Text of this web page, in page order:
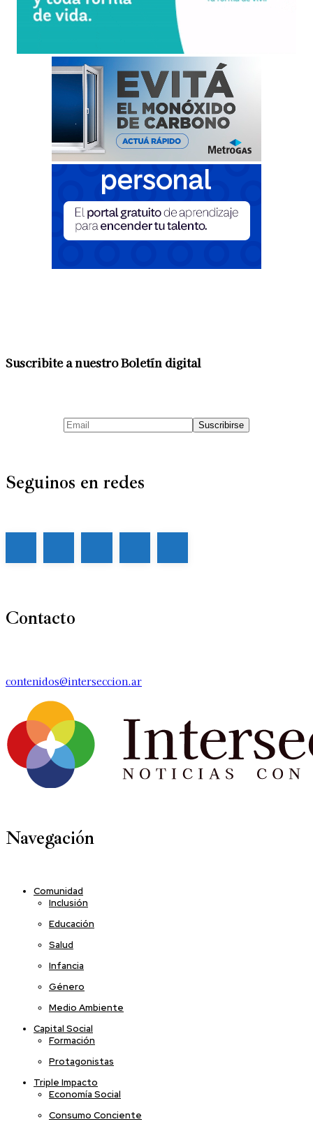
Suscribite a nuestro Boletín digital
Seguinos en redes
Contacto
contenidos@interseccion.ar
Navegación
Comunidad
Inclusión
Educación
Salud
Infancia
Género
Medio Ambiente
Capital Social
Formación
Protagonistas
Triple Impacto
Economía Social
Consumo Conciente